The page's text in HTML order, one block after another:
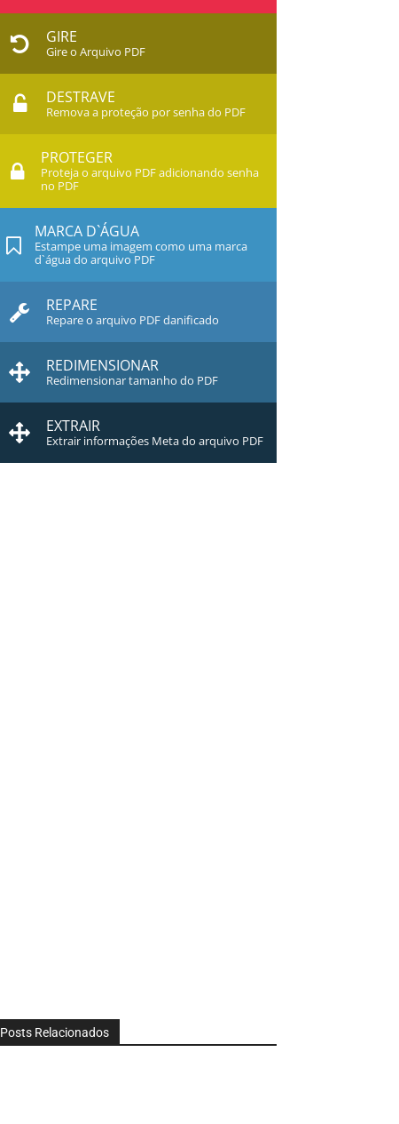
GIRE
Gire o Arquivo PDF
DESTRAVE
Remova a proteção por senha do PDF
PROTEGER
Proteja o arquivo PDF adicionando senha
no PDF
MARCA D`ÁGUA
Estampe uma imagem como uma marca
d`água do arquivo PDF
REPARE
Repare o arquivo PDF danificado
REDIMENSIONAR
Redimensionar tamanho do PDF
EXTRAIR
Extrair informações Meta do arquivo PDF
Posts Relacionados